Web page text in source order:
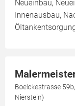
Neueinbau,
Innenausbau,
Boelckestrasse
Nierstein)